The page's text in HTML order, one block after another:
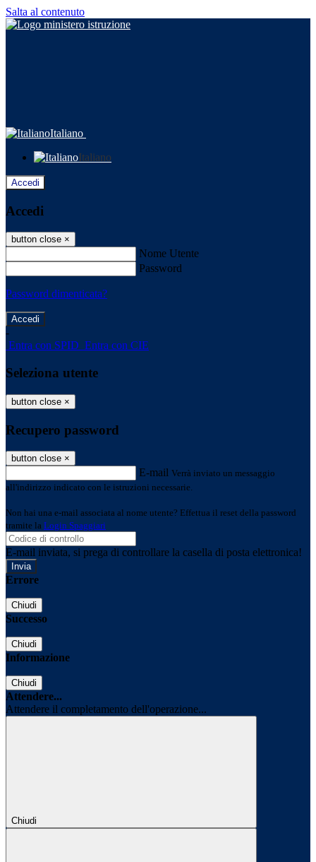
Salta al contenuto
Italiano
Italiano
Accedi
Accedi
button close ×
Nome Utente
Password
Password dimenticata?
-
Entra con SPID Entra con CIE
Seleziona utente
button close ×
Recupero password
button close ×
E-mail Verrà inviato un messaggio
all'indirizzo indicato con le istruzioni necessarie.
Non hai una e-mail associata al nome utente? Effettua il reset della password
tramite la Login Spaggiari
E-mail inviata, si prega di controllare la casella di posta elettronica!
Errore
Chiudi
Successo
Chiudi
Informazione
Chiudi
Attendere...
Attendere il completamento dell'operazione...
Chiudi